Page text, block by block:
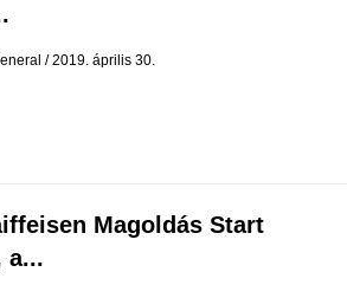
2019. április 30.
Magoldás Start
a...